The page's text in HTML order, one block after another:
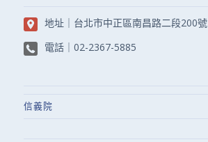
地址｜ 台北市中正區南昌路二段200號
電話｜ 02-2367-5885
信義院